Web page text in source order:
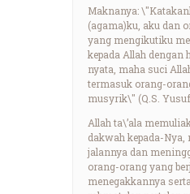
Maknanya:
(agama)ku, aku dan
yang mengikutiku
kepada Allah dengan
nyata, maha suci
termasuk orang-
musyrik\" (Q.S.
Allah ta\’ala
dakwah kepada-Nya,
jalannya dan
orang-orang yang
menegakkannya